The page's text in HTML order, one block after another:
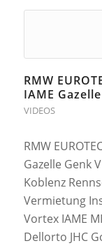
RMW
IAME
VIDEOS
RMW
Gazelle Genk
Koblenz
Vermietung
Vortex IAME
Dellorto JHC